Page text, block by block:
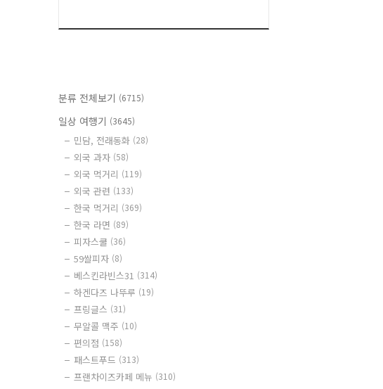
분류 전체보기 (6715)
일상 여행기 (3645)
민담, 전래동화 (28)
외국 과자 (58)
외국 먹거리 (119)
외국 관련 (133)
한국 먹거리 (369)
한국 라면 (89)
피자스쿨 (36)
59쌀피자 (8)
베스킨라빈스31 (314)
하겐다즈 나뚜루 (19)
프링글스 (31)
무알콜 맥주 (10)
편의점 (158)
패스트푸드 (313)
프랜차이즈카페 메뉴 (310)